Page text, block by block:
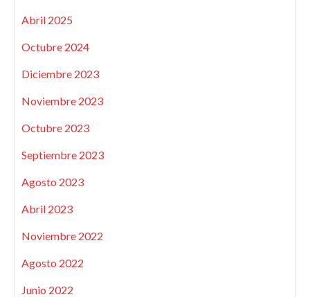
Abril 2025
Octubre 2024
Diciembre 2023
Noviembre 2023
Octubre 2023
Septiembre 2023
Agosto 2023
Abril 2023
Noviembre 2022
Agosto 2022
Junio 2022